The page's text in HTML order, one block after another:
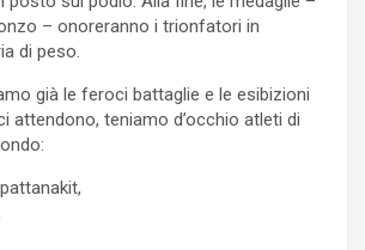
– onoreranno i trionfatori in
di peso.
già le feroci battaglie e le esibizioni
attendono, teniamo d’occhio atleti di